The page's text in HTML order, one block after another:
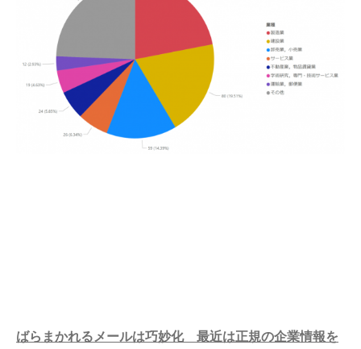
ばらまかれるメールは巧妙化 最近は正規の企業情報を